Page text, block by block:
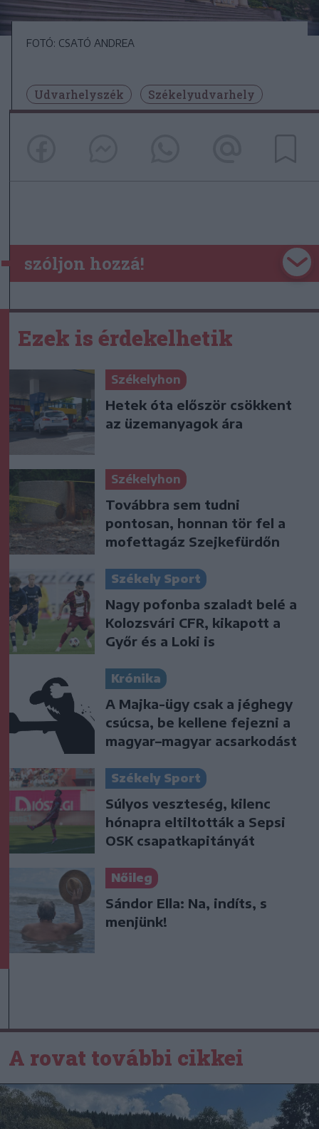
FOTÓ: CSATÓ ANDREA
Udvarhelyszék Székelyudvarhely
szóljon hozzá!
Ezek is érdekelhetik
Székelyhon
Hetek óta először csökkent
az üzemanyagok ára
Székelyhon
Továbbra sem tudni
pontosan, honnan tör fel a
mofettagáz Szejkefürdőn
Székely Sport
Nagy pofonba szaladt belé a
Kolozsvári CFR, kikapott a
Győr és a Loki is
Krónika
A Majka-ügy csak a jéghegy
csúcsa, be kellene fejezni a
magyar–magyar acsarkodást
Székely Sport
Súlyos veszteség, kilenc
hónapra eltiltották a Sepsi
OSK csapatkapitányát
Nőileg
Sándor Ella: Na, indíts, s
menjünk!
A rovat további cikkei